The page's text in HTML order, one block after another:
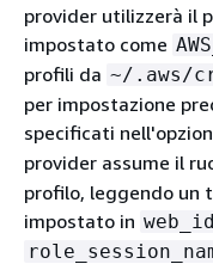
provider utilizzerà il
impostato come
profili da ~/.aws/
per impostazione
specificati
provider assume il
profilo, leggendo un
impostato in